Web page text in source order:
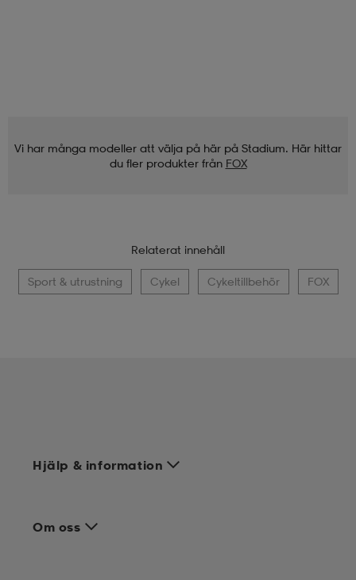
Vi har många modeller att välja på här på Stadium. Här hittar
du fler produkter från FOX
Relaterat innehåll
Sport & utrustning Cykel Cykeltillbehör FOX
Hjälp & information
Om oss